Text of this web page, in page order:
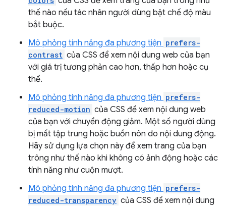
thế nào nếu tác nhân người dùng bật chế độ màu
bắt buộc.
Mô phỏng tính năng đa phương tiện prefers-
contrast của CSS để xem nội dung web của bạn
với giá trị tương phản cao hơn, thấp hơn hoặc cụ
thể.
Mô phỏng tính năng đa phương tiện prefers-
reduced-motion của CSS để xem nội dung web
của bạn với chuyển động giảm. Một số người dùng
bị mất tập trung hoặc buồn nôn do nội dung động.
Hãy sử dụng lựa chọn này để xem trang của bạn
trông như thế nào khi không có ảnh động hoặc các
tính năng như cuộn mượt.
Mô phỏng tính năng đa phương tiện prefers-
reduced-transparency của CSS để xem nội dung